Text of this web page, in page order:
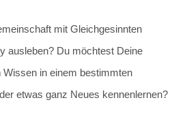
mit Gleichgesinnten
ausleben? Du möchtest Deine
Wissen in einem bestimmten
etwas ganz Neues kennenlernen?